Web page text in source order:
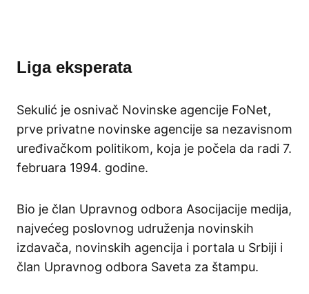
Liga eksperata
Sekulić je osnivač Novinske agencije FoNet,
prve privatne novinske agencije sa nezavisnom
uređivačkom politikom, koja je počela da radi 7.
februara 1994. godine.
Bio je član Upravnog odbora Asocijacije medija,
najvećeg poslovnog udruženja novinskih
izdavača, novinskih agencija i portala u Srbiji i
član Upravnog odbora Saveta za štampu.